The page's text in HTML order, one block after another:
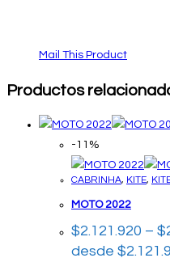
Mail This Product
Productos
-11%
CABRINHA, KITE,
MOTO 2022
$2.121.920 – $
desde